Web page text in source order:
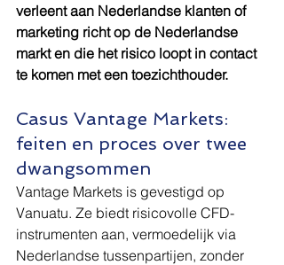
verleent aan Nederlandse klanten of
marketing richt op de Nederlandse
markt en die het risico loopt in contact
te komen met een toezichthouder.
Casus Vantage Markets:
feiten en proces over twee
dwangsommen
Vantage Markets is gevestigd op
Vanuatu. Ze biedt risicovolle CFD-
instrumenten aan, vermoedelijk via
Nederlandse tussenpartijen, zonder